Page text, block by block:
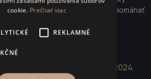
sťažuje uplatnenie práva domáhať
v dôsledku porušenia práva
dvora EÚ účinná od 01.09.2024
cookie. Prečítať viac
REKLAMNÉ